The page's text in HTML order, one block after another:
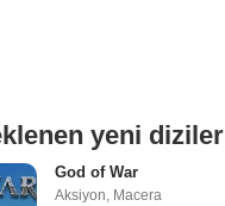
yeni diziler
God of War
Aksiyon, Macera